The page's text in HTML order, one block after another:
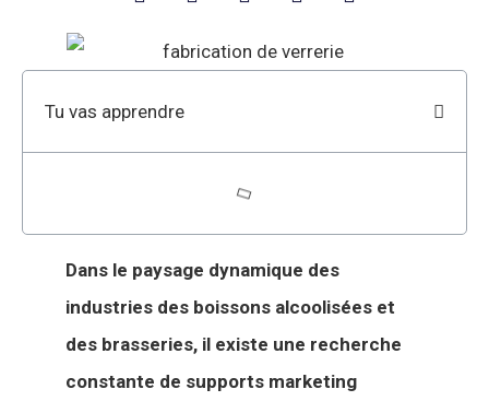
Tu vas apprendre
Dans le paysage dynamique des
industries des boissons alcoolisées et
des brasseries, il existe une recherche
constante de supports marketing